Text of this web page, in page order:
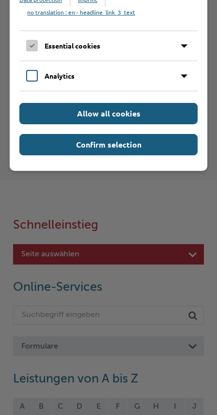
Anträge /
Kreis Stormarn - Gesundheitsaufsicht
Schnelleinstieg
Seite auswählen
Online-Services
Formulare
Leistungen von A bis Z
A B C D E F G H I J
no translation : en - headline_link_3_text
Essential cookies
Analytics
Allow all cookies
Confirm selection